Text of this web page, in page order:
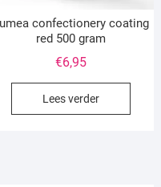
confectionery coating
red 500 gram
€6,95
Lees verder